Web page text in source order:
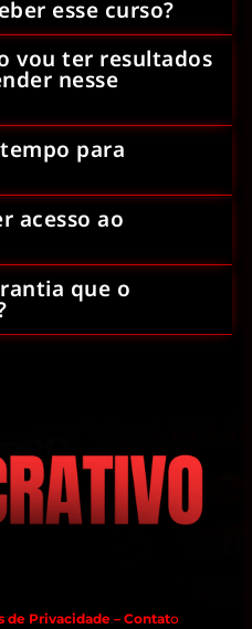
esse curso?
vou ter resultados
nesse
para
acesso ao
que o
de Privacidade – Contato